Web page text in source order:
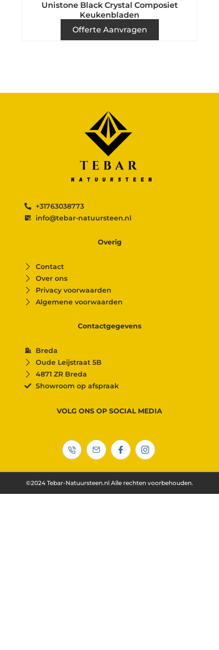
Unistone Black Crystal Composiet
Keukenbladen
Offerte Aanvragen
+31763038773
info@tebar-natuursteen.nl
Overig
Contact
Over ons
Privacy voorwaarden
Algemene voorwaarden
Contactgegevens
Breda
Oude Leijstraat 5B
4871 ZR Breda
Showroom op afspraak
VOLG ONS OP SOCIAL MEDIA
©2024 Tebar-Natuursteen.nl Alle rechten voorbehouden.